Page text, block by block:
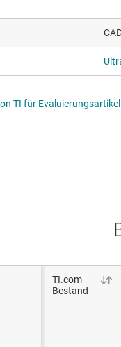
TI für